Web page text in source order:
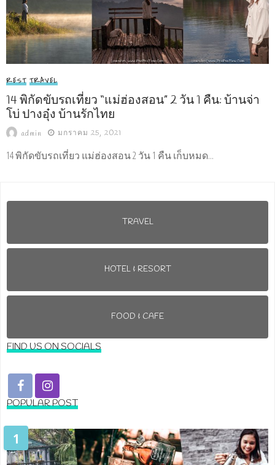
REST TRAVEL
14 พิกัดขับรถเที่ยว “แม่ฮ่องสอน” 2 วัน 1 คืน: บ้านจ่า
โบ่ ปางอุ๋ง บ้านรักไทย
admin มกราคม 25, 2021
14 พิกัดขับรถเที่ยว แม่ฮ่องสอน 2 วัน 1 คืน เก็บหมด...
TRAVEL
HOTEL & RESORT
FOOD & CAFE
FIND US ON SOCIALS
POPULAR POST
1